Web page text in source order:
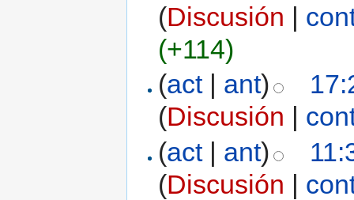
(Discusión |
(+114)
(act| ant)
(Discusión |
(act| ant)
(Discusión |